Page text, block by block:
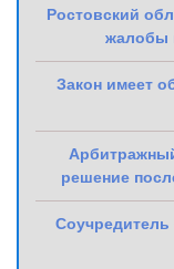
Ростовский
жалобы
Закон имеет
решение